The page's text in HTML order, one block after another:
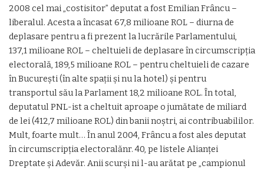
2008 cel mai „costisitor” deputat a fost Emilian Frâncu –
liberalul. Acesta a încasat 67,8 milioane ROL – diurna de
deplasare pentru a fi prezent la lucrările Parlamentului,
137,1 milioane ROL – cheltuieli de deplasare în circumscripția
electorală, 189,5 milioane ROL – pentru cheltuieli de cazare
în București (în alte spații și nu la hotel) și pentru
transportul său la Parlament 18,2 milioane ROL. În total,
deputatul PNL-ist a cheltuit aproape o jumătate de miliard
de lei (412,7 milioane ROL) din banii noștri, ai contribuabililor.
Mult, foarte mult… În anul 2004, Frâncu a fost ales deputat
în circumscripția electoralănr. 40, pe listele Alianței
Dreptate și Adevăr. Anii scurși ni l-au arătat pe „campionul